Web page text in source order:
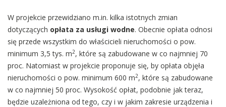
W projekcie przewidziano m.in. kilka istotnych zmian
dotyczących opłata za usługi wodne. Obecnie opłata odnosi
się przede wszystkim do właścicieli nieruchomości o pow.
minimum 3,5 tys. m2, które są zabudowane w co najmniej 70
proc. Natomiast w projekcie proponuje się, by opłata objęła
nieruchomości o pow. minimum 600 m2, które są zabudowane
w co najmniej 50 proc. Wysokość opłat, podobnie jak teraz,
będzie uzależniona od tego, czy i w jakim zakresie urządzenia i